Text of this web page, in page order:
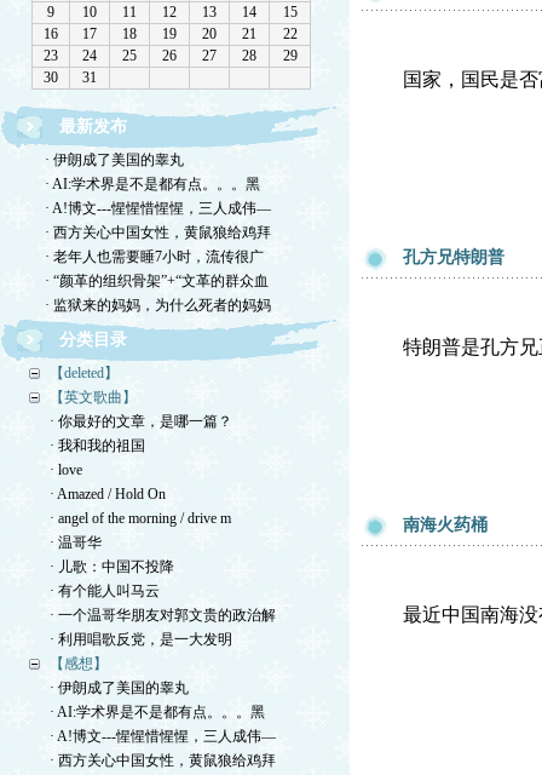
最新发布
· 伊朗成了美国的睾丸
· AI:学术界是不是都有点。。。黑
· A!博文---惺惺惜惺惺，三人成伟—
· 西方关心中国女性，黄鼠狼给鸡拜
· 老年人也需要睡7小时，流传很广
· “颜革的组织骨架”+“文革的群众血
· 监狱来的妈妈，为什么死者的妈妈
分类目录
【deleted】
【英文歌曲】
· 你最好的文章，是哪一篇？
· 我和我的祖国
· love
· Amazed / Hold On
· angel of the morning / drive m
· 温哥华
· 儿歌：中国不投降
· 有个能人叫马云
· 一个温哥华朋友对郭文贵的政治解
· 利用唱歌反党，是一大发明
【感想】
· 伊朗成了美国的睾丸
· AI:学术界是不是都有点。。。黑
· A!博文---惺惺惜惺惺，三人成伟—
· 西方关心中国女性，黄鼠狼给鸡拜
国家，国民是
孔方兄特朗普
特朗普是孔方
南海火药桶
最近中国南海